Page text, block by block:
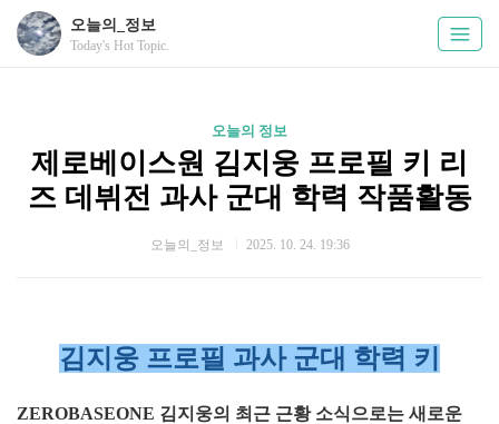
오늘의_정보
Today's Hot Topic.
오늘의 정보
제로베이스원 김지웅 프로필 키 리
즈 데뷔전 과사 군대 학력 작품활동
오늘의_정보 2025. 10. 24. 19:36
김지웅 프로필 과사 군대 학력 키
ZEROBASEONE 김지웅의 최근 근황 소식으로는 새로운